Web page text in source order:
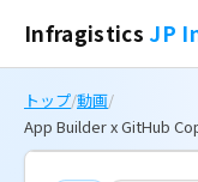
Infragistics JP
トップ/動画/
App Builder x GitHub